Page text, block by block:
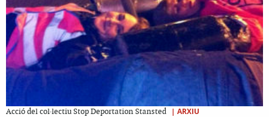
Acció del col·lectiu Stop Deportation Stansted | ARXIU